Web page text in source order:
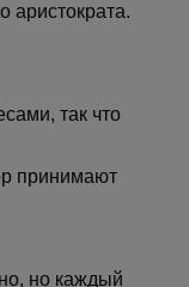
аристократа.
так что
принимают
но каждый